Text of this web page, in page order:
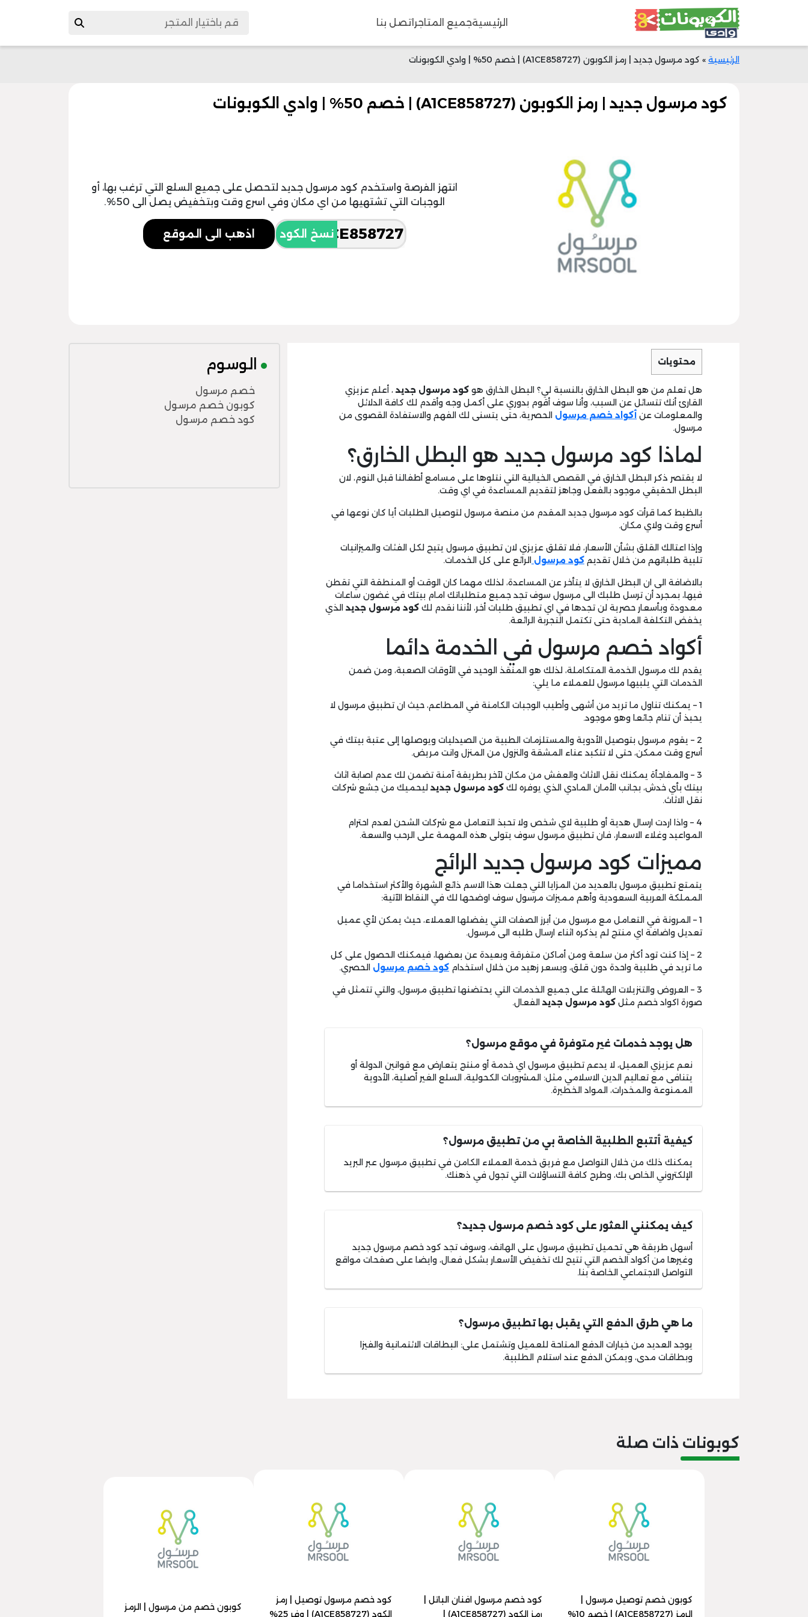
الرئيسيةجميع المتاجر اتصل بنا
الرئيسية » كود مرسول جديد | رمز الكوبون (A1CE858727) | خصم 50% | وادي الكوبونات
كود مرسول جديد | رمز الكوبون (A1CE858727) | خصم 50% | وادي الكوبونات
انتهز الفرصة واستخدم كود مرسول جديد لتحصل على جميع السلع التي ترغب بها، أو
الوجبات التي تشتهيها من اي مكان وفي اسرع وقت وبتخفيض يصل الى 50%.
نسخ الكود اذهب الى الموقع
محتويات
هل تعلم من هو البطل الخارق بالنسبة لي؟ البطل الخارق هو كود مرسول جديد ، أعلم عزيزي
القارئ أنك تتسائل عن السبب، وأنا سوف أقوم بدوري على أكمل وجه وأقدم لك كافة الدلائل
والمعلومات عن أكواد خصم مرسول الحصرية، حتى يتسنى لك الفهم والاستفادة القصوى من
مرسول.
لماذا كود مرسول جديد هو البطل الخارق؟
لا يقتصر ذكر البطل الخارق في القصص الخيالية التي نتلوها على مسامع أطفالنا قبل النوم، لان
البطل الحقيقي موجود بالفعل وجاهز لتقديم المساعدة في اي وقت.
بالظبط كما قرأت كود مرسول جديد المقدم من منصة مرسول لتوصيل الطلبات أيا كان نوعها في
أسرع وقت ولاي مكان.
وإذا اعتالك القلق بشأن الأسعار، فلا تقلق عزيزي لان تطبيق مرسول يتيح لكل الفئات والميزانيات
تلبية طلباتهم من خلال تقديم كود مرسول الرائع على كل الخدمات.
بالاضافة الى ان البطل الخارق لا يتأخر عن المساعدة، لذلك مهما كان الوقت أو المنطقة التي تقطن
فيها، بمجرد أن ترسل طلبك الى مرسول سوف تجد جميع متطلباتك امام بيتك في غضون ساعات
معدودة وبأسعار حصرية لن تجدها في اي تطبيق طلبات أخر، لأننا نقدم لك كود مرسول جديد الذي
يخفض التكلفة المادية حتى تكتمل التجربة الرائعة.
أكواد خصم مرسول في الخدمة دائما
يقدم لك مرسول الخدمة المتكاملة، لذلك هو المنقذ الوحيد في الأوقات الصعبة، ومن ضمن
الخدمات التي يلبيها مرسول للعملاء ما يلي:
1 – يمكنك تناول ما تريد من أشهى وأطيب الوجبات الكامنة في المطاعم، حيث ان تطبيق مرسول لا
يحبذ أن تنام جائعا وهو موجود.
2 – يقوم مرسول بتوصيل الأدوية والمستلزمات الطبية من الصيدليات ويوصلها إلى عتبة بيتك في
أسرع وقت ممكن، حتى لا تتكبد عناء المشقة والنزول من المنزل وانت مريض.
3 – والمفاجأة يمكنك نقل الاثاث والعفش من مكان لآخر بطريقة آمنة تضمن لك عدم اصابة اثاث
بيتك بأي خدش، بجانب الأمان المادي الذي يوفره لك كود مرسول جديد ليحميك من جشع شركات
نقل الاثاث.
4 – واذا اردت ارسال هدية أو طلبية لاي شخص ولا تحبذ التعامل مع شركات الشحن لعدم احترام
المواعيد وغلاء الاسعار، فان تطبيق مرسول سوف يتولى هذه المهمة على الرحب والسعة.
مميزات كود مرسول جديد الرائج
يتمتع تطبيق مرسول بالعديد من المزايا التي جعلت هذا الاسم ذائع الشهرة والأكثر استخداما في
المملكة العربية السعودية وأهم مميزات مرسول سوف اوضحها لك في النقاط الآتية:
1 – المرونة في التعامل مع مرسول من أبرز الصفات التي يفضلها العملاء، حيث يمكن لأي عميل
تعديل واضافة اي منتج لم يذكره اثناء ارسال طلبه الى مرسول.
2 – إذا كنت تود أكثر من سلعة ومن أماكن متفرقة وبعيدة عن بعضها، فيمكنك الحصول على كل
ما تريد في طلبية واحدة دون قلق، وبسعر زهيد من خلال استخدام كود خصم مرسول الحصري.
3 – العروض والتنزيلات الهائلة على جميع الخدمات التي يحتضنها تطبيق مرسول، والتي تتمثل في
صورة اكواد خصم مثل كود مرسول جديد الفعال.
هل يوجد خدمات غير متوفرة في موقع مرسول؟
نعم عزيزي العميل، لا يدعم تطبيق مرسول اي خدمة أو منتج يتعارض مع قوانين الدولة أو
يتنافى مع تعاليم الدين الاسلامي مثل: المشروبات الكحولية، السلع الغير أصلية، الأدوية
الممنوعة والمخدرات، المواد الخطيرة.
كيفية أتتبع الطلبية الخاصة بي من تطبيق مرسول؟
يمكنك ذلك من خلال التواصل مع فريق خدمة العملاء الكامن في تطبيق مرسول عبر البريد
الإلكتروني الخاص بك، وطرح كافة التساؤلات التي تجول في ذهنك.
كيف يمكنني العثور على كود خصم مرسول جديد؟
أسهل طريقة هي تحميل تطبيق مرسول على الهاتف، وسوف تجد كود خصم مرسول جديد
وغيرها من أكواد الخصم التي تتيح لك تخفيض الأسعار بشكل فعال، وايضا على صفحات مواقع
التواصل الاجتماعي الخاصة بنا.
ما هي طرق الدفع التي يقبل بها تطبيق مرسول؟
يوجد العديد من خيارات الدفع المتاحة للعميل وتشتمل على: البطاقات الائتمانية والفيزا
وبطاقات مدى، ويمكن الدفع عند استلام الطلبية.
الوسوم
خصم مرسول
كوبون خصم مرسول
كود خصم مرسول
كوبونات ذات صلة
كوبون خصم توصيل مرسول |
الرمز (A1CE858727) | خصم 10%
كود خصم مرسول افنان الباتل |
رمز الكود (A1CE858727) |
كود خصم مرسول توصيل | رمز
الكود (A1CE858727) | وفر 25%
كوبون خصم من مرسول | الرمز